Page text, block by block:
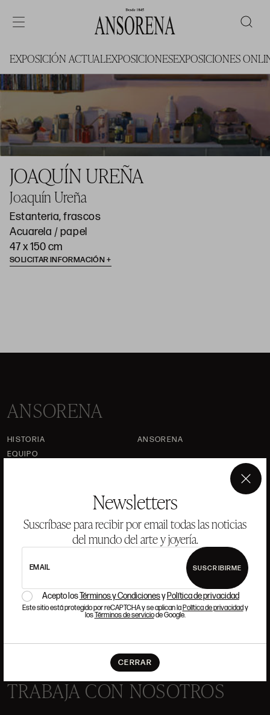
Newsletters
Suscríbase para recibir por email todas las noticias
del mundo del arte y joyería.
EMAIL SUSCRIBIRME
Acepto losTérminos y Condicionesy Política de privacidad
Este sitio está protegido por reCAPTCHA y se aplican laPolítica de privacidady
losTérminos de serviciode Google.
CERRAR
×
EXPOSICIÓN ACTUALEXPOSICIONESEXPOSICIONES
JOAQUÍN UREÑA
Joaquín Ureña
Estanteria, frascos
Acuarela / papel
47 x 150 cm
SOLICITAR INFORMACIÓN
ANSORENA
HISTORIA
ANSORENA
EQUIPO
VALORACIONES
PREGUNTAS FRECUENTES
DÓNDE ESTAMOS
TRABAJA CON NOSOTROS